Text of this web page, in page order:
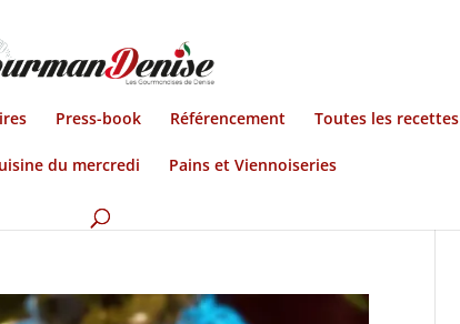
Press-book Référencement Toutes les recettes
du mercredi Pains et Viennoiseries